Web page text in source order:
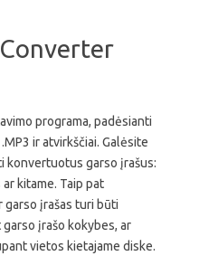
programa, padėsianti
ir atvirkščiai. Galėsite
konvertuotus garso įrašus:
kitame. Taip pat
garso įrašas turi būti
įrašo kokybes, ar
vietos kietajame diske.